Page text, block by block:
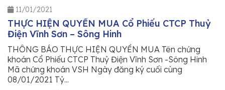
11/01/2021
THỰC HIỆN QUYỀN MUA Cổ Phiếu CTCP Thuỷ
Điện Vĩnh Sơn – Sông Hinh
THÔNG BÁO THỰC HIỆN QUYỀN MUA Tên chứng
khoán Cổ Phiếu CTCP Thuỷ Điện Vĩnh Sơn -Sông Hinh
Mã chứng khoán VSH Ngày đăng ký cuối cùng
08/01/2021 Tỷ...